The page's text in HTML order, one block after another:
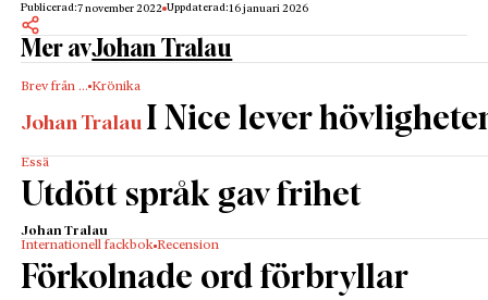
Publicerad:7 november 2022 Uppdaterad:16 januari 2026
Mer avJohan Tralau
Brev från … Krönika
Johan Tralau I Nice lever
Essä
Utdött språk gav frihet
Johan Tralau
Internationell fackbok Recension
Förkolnade ord förbryllar